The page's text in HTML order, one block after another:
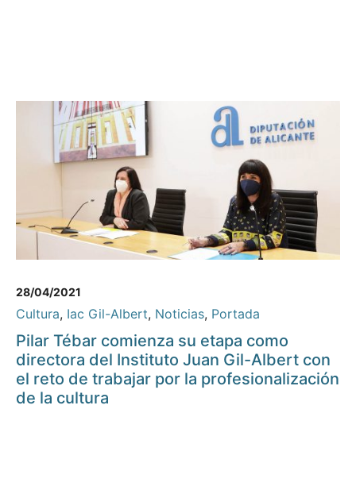
28/04/2021
Cultura, Iac Gil-Albert, Noticias, Portada
Pilar Tébar comienza su etapa como
directora del Instituto Juan Gil-Albert con
el reto de trabajar por la profesionalización
de la cultura